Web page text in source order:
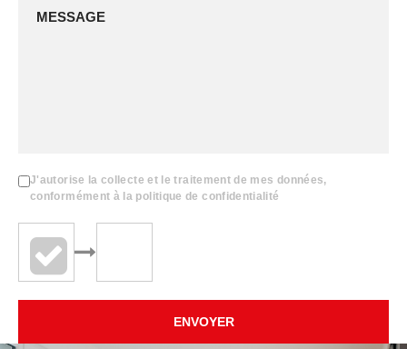
J'autorise la collecte et le traitement de mes données,
conformément à la politique de confidentialité
ENVOYER